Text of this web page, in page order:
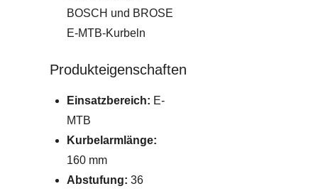
BOSCH und BROSE
E-MTB-Kurbeln
Produkteigenschaften
Einsatzbereich: E-
MTB
Kurbelarmlänge:
160 mm
Abstufung: 36